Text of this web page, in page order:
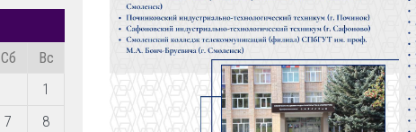
Сб
Вс
1
7
8